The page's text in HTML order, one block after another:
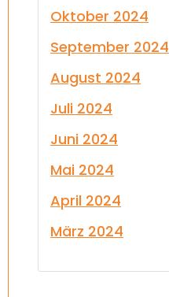
Oktober 2024
September 2024
August 2024
Juli 2024
Juni 2024
Mai 2024
April 2024
März 2024